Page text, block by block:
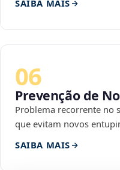
SAIBA MAIS
06
Prevenção de
Problema recorrente no
que evitam novos
SAIBA MAIS